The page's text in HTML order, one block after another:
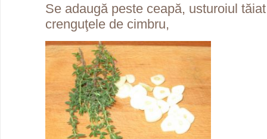
Se adaugă peste ceapă, usturoiul
crenguţele de cimbru,